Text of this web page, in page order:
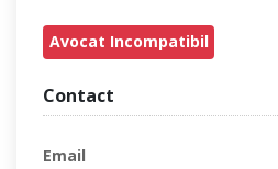
Avocat Incompatibil
Contact
Email